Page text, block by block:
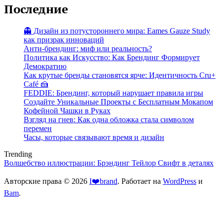
Последние
👻 Дизайн из потустороннего мира: Eames Gauze Study
как призрак инноваций
Анти-брендинг: миф или реальность?
Политика как Искусство: Как Брендинг Формирует
Демократию
Как крутые бренды становятся ярче: Идентичность Cru+
Café 🍰
FEDDIE: Брендинг, который нарушает правила игры
Создайте Уникальные Проекты с Бесплатным Мокапом
Кофейной Чашки в Руках
Взгляд на гнев: Как одна обложка стала символом
перемен
Часы, которые связывают время и дизайн
Trending
Волшебство иллюстрации: Брэндинг Тейлор Свифт в деталях
Авторские права © 2026 I❤️brand. Работает на WordPress и
Bam.